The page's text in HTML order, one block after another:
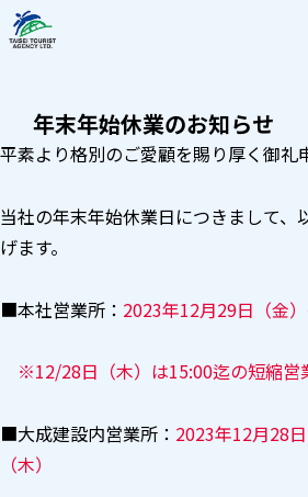
年末年始休業のお知らせ
平素より格別のご愛顧を賜り厚く御礼
当社の年末年始休業日につきまして、
げます。
■本社営業所： 2023年12月29日（金
※12/28日（木）は15:00迄の短縮営
■大成建設内営業所： 2023年12月28
（木）